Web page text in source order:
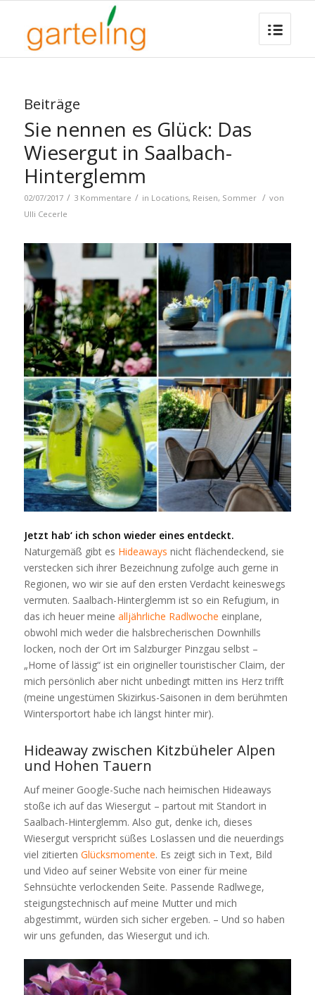
Beiträge
Sie nennen es Glück: Das
Wiesergut in Saalbach-
Hinterglemm
02/07/2017 / 3 Kommentare / in Locations, Reisen, Sommer / von
Ulli Cecerle
Jetzt hab‘ ich schon wieder eines entdeckt.
Naturgemäß gibt es Hideaways nicht flächendeckend, sie
verstecken sich ihrer Bezeichnung zufolge auch gerne in
Regionen, wo wir sie auf den ersten Verdacht keineswegs
vermuten. Saalbach-Hinterglemm ist so ein Refugium, in
das ich heuer meine alljährliche Radlwoche einplane,
obwohl mich weder die halsbrecherischen Downhills
locken, noch der Ort im Salzburger Pinzgau selbst –
„Home of lässig“ ist ein origineller touristischer Claim, der
mich persönlich aber nicht unbedingt mitten ins Herz trifft
(meine ungestümen Skizirkus-Saisonen in dem berühmten
Wintersportort habe ich längst hinter mir).
Hideaway zwischen Kitzbüheler Alpen
und Hohen Tauern
Auf meiner Google-Suche nach heimischen Hideaways
stoße ich auf das Wiesergut – partout mit Standort in
Saalbach-Hinterglemm. Also gut, denke ich, dieses
Wiesergut verspricht süßes Loslassen und die neuerdings
viel zitierten Glücksmomente. Es zeigt sich in Text, Bild
und Video auf seiner Website von einer für meine
Sehnsüchte verlockenden Seite. Passende Radlwege,
steigungstechnisch auf meine Mutter und mich
abgestimmt, würden sich sicher ergeben. – Und so haben
wir uns gefunden, das Wiesergut und ich.